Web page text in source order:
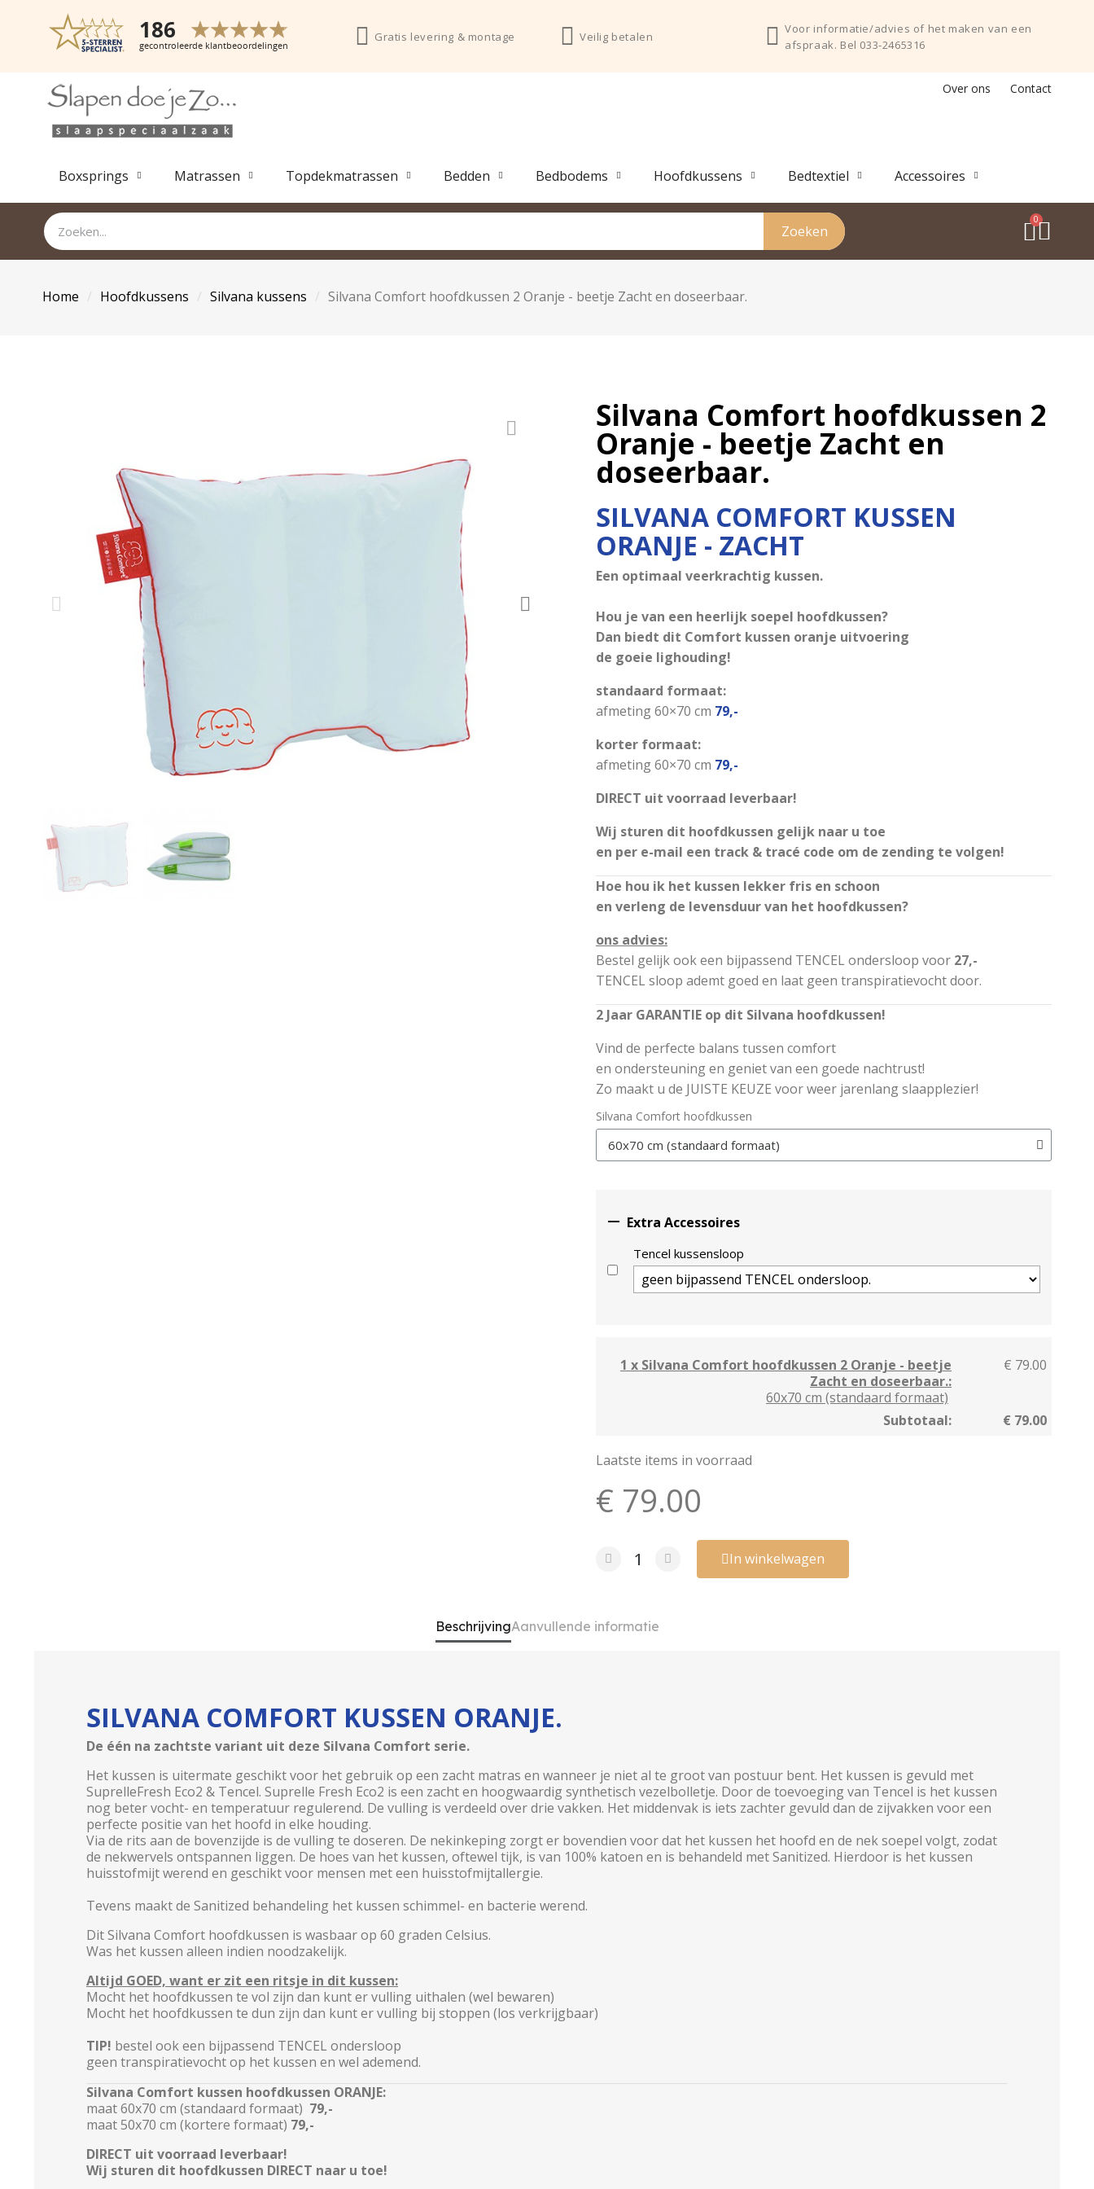
Gratis levering & montage Veilig betalen
Voor informatie/advies of het maken van een
afspraak. Bel 033-2465316
Over ons Contact
Boxsprings Matrassen Topdekmatrassen Bedden Bedbodems Hoofdkussens Bedtextiel Accessoires
Zoeken
Home Hoofdkussens Silvana kussens Silvana Comfort hoofdkussen 2 Oranje - beetje Zacht en doseerbaar.
Silvana Comfort hoofdkussen 2
Oranje - beetje Zacht en
doseerbaar.
SILVANA COMFORT KUSSEN
ORANJE - ZACHT
Een optimaal veerkrachtig kussen.
Hou je van een heerlijk soepel hoofdkussen?
Dan biedt dit Comfort kussen oranje uitvoering
de goeie lighouding!
standaard formaat:
afmeting 60×70 cm 79,-
korter formaat:
afmeting 60×70 cm 79,-
DIRECT uit voorraad leverbaar!
Wij sturen dit hoofdkussen gelijk naar u toe
en per e-mail een track & tracé code om de zending te volgen!
Hoe hou ik het kussen lekker fris en schoon
en verleng de levensduur van het hoofdkussen?
ons advies:
Bestel gelijk ook een bijpassend TENCEL ondersloop voor 27,-
TENCEL sloop ademt goed en laat geen transpiratievocht door.
2 Jaar GARANTIE op dit Silvana hoofdkussen!
Vind de perfecte balans tussen comfort
en ondersteuning en geniet van een goede nachtrust!
Zo maakt u de JUISTE KEUZE voor weer jarenlang slaapplezier!
Silvana Comfort hoofdkussen
 Extra Accessoires
Tencel kussensloop
1 x Silvana Comfort hoofdkussen 2 Oranje - beetje
Zacht en doseerbaar.:
60x70 cm (standaard formaat)
€ 79.00
Subtotaal: € 79.00
Laatste items in voorraad
€ 79.00
In winkelwagen
BeschrijvingAanvullende informatie
SILVANA COMFORT KUSSEN ORANJE.
De één na zachtste variant uit deze Silvana Comfort serie.
Het kussen is uitermate geschikt voor het gebruik op een zacht matras en wanneer je niet al te groot van postuur bent. Het kussen is gevuld met
SuprelleFresh Eco2 & Tencel. Suprelle Fresh Eco2 is een zacht en hoogwaardig synthetisch vezelbolletje. Door de toevoeging van Tencel is het kussen
nog beter vocht- en temperatuur regulerend. De vulling is verdeeld over drie vakken. Het middenvak is iets zachter gevuld dan de zijvakken voor een
perfecte positie van het hoofd in elke houding.
Via de rits aan de bovenzijde is de vulling te doseren. De nekinkeping zorgt er bovendien voor dat het kussen het hoofd en de nek soepel volgt, zodat
de nekwervels ontspannen liggen. De hoes van het kussen, oftewel tijk, is van 100% katoen en is behandeld met Sanitized. Hierdoor is het kussen
huisstofmijt werend en geschikt voor mensen met een huisstofmijtallergie.
Tevens maakt de Sanitized behandeling het kussen schimmel- en bacterie werend.
Dit Silvana Comfort hoofdkussen is wasbaar op 60 graden Celsius.
Was het kussen alleen indien noodzakelijk.
Altijd GOED, want er zit een ritsje in dit kussen:
Mocht het hoofdkussen te vol zijn dan kunt er vulling uithalen (wel bewaren)
Mocht het hoofdkussen te dun zijn dan kunt er vulling bij stoppen (los verkrijgbaar)
TIP! bestel ook een bijpassend TENCEL ondersloop
geen transpiratievocht op het kussen en wel ademend.
Silvana Comfort kussen hoofdkussen ORANJE:
maat 60x70 cm (standaard formaat) 79,-
maat 50x70 cm (kortere formaat) 79,-
DIRECT uit voorraad leverbaar!
Wij sturen dit hoofdkussen DIRECT naar u toe!